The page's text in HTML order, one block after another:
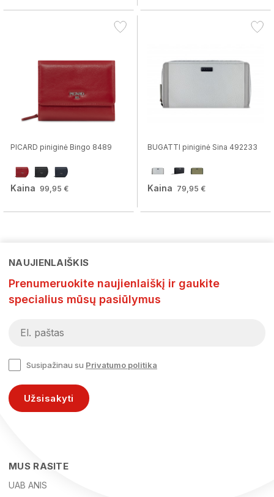
PICARD piniginė Bingo 8489
Kaina 99,95 €
BUGATTI piniginė Sina 492233
Kaina 79,95 €
NAUJIENLAIŠKIS
Prenumeruokite naujienlaiškį ir gaukite
specialius mūsų pasiūlymus
Susipažinau su Privatumo politika
Užsisakyti
MUS RASITE
UAB ANIS